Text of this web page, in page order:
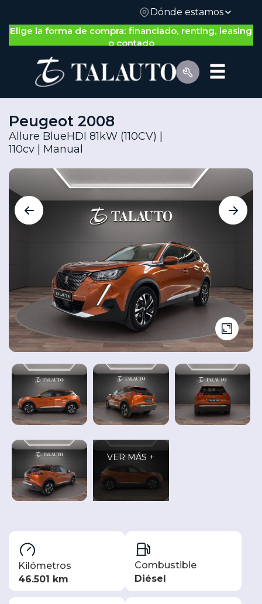
Dónde estamos
Nos adaptamos a ti: gestión 100% on-line o física
Elige la forma de compra: financiado, renting, leasing
o contado
Por Tipo de Vehículo
Vehículos
nuevos
Seminuevos
y
Ocasión
Cita
Taller
Peugeot 2008
Allure BlueHDI 81kW (110CV) |
110cv | Manual
VER MÁS +
Kilómetros
46.501 km
Combustible
Diésel